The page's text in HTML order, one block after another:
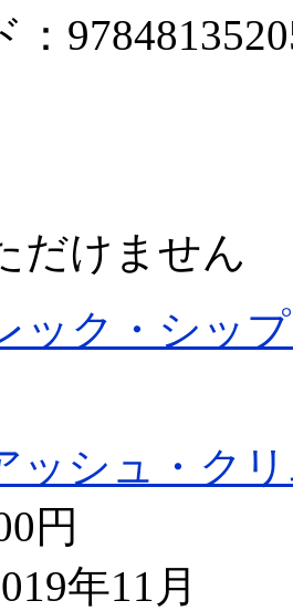
：
だけません
ック・シッ
ッシュ・ク
円
年11月